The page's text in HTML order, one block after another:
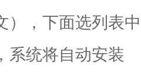
），下面选列表
系统将自动安装